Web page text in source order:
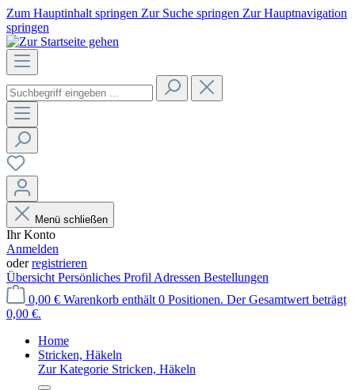
Zum Hauptinhalt springen Zur Suche springen Zur Hauptnavigation
springen
Menü schließen
Ihr Konto
Anmelden
oderregistrieren
Übersicht Persönliches Profil Adressen Bestellungen
0,00 € Warenkorb enthält 0 Positionen. Der Gesamtwert beträgt
0,00 €.
Home
Stricken, Häkeln
Zur Kategorie Stricken, Häkeln